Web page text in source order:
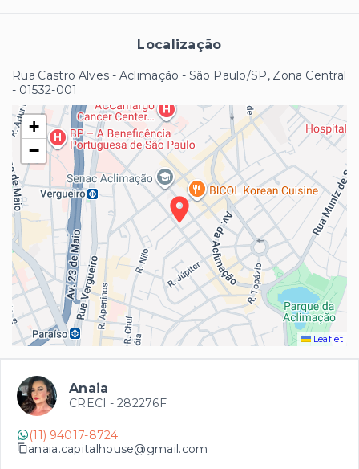
Localização
Rua Castro Alves - Aclimação - São Paulo/SP, Zona Central
- 01532-001
+
−
Leaflet
Anaia
CRECI - 282276F
(11) 94017-8724
anaia.capitalhouse@gmail.com